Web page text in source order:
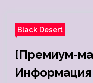
Black Desert
[Премиум-